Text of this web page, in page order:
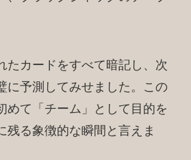
たカードをすべて暗記し、次
に予測してみせました。この
めて「チーム」として目的を
残る象徴的な瞬間と言えま